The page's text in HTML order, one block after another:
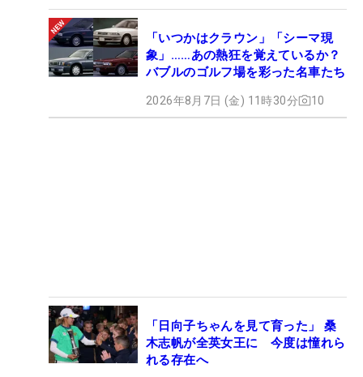
「いつかはクラウン」「シーマ現
象」……あの熱狂を覚えているか？
バブルのゴルフ場を彩った名車たち
2026年8月7日 (金) 11時30分 10
「日向子ちゃんを見て育った」 桑
木志帆が全英女王に 今度は憧れら
れる存在へ